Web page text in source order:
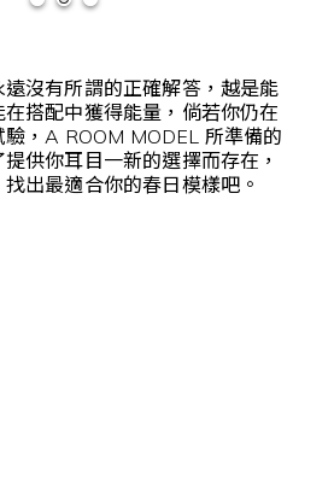
沒有所謂的正確解答，越是能
搭配中獲得能量，倘若你仍在
，A ROOM MODEL 所準備的
供你耳目一新的選擇而存在，
出最適合你的春日模樣吧。